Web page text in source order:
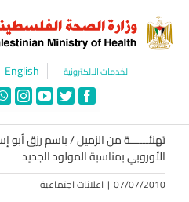
content
الخدمات الالكترونية English
Facebook
Twitter
YouTube
تهنئــــــة من الزميل / باسم رزق
الأوروبي بمناسبة المولود الجديد
07/07/2010
| اعلانات اجتماعية